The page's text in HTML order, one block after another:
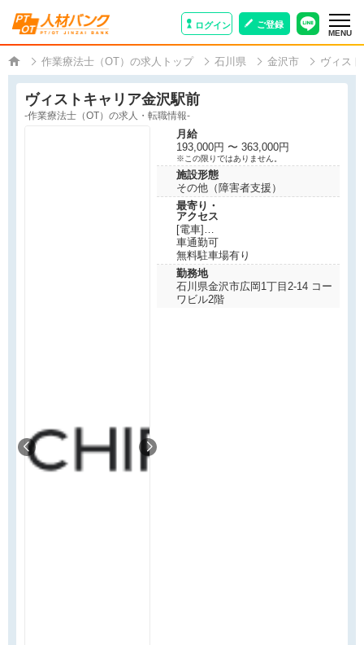
ログイン ご登録
MENU
作業療法士（OT）の求人トップ 石川県 金沢市 ヴィス
ヴィストキャリア金沢駅前
-作業療法士（OT）の求人・転職情報-
月給
193,000円 〜 363,000円
※この限りではありません。
施設形態
その他（障害者支援）
最寄り・
アクセス
[電車]
北鉄金沢駅より徒歩3分
金沢駅より徒歩3分
七ツ屋駅より徒歩8分
車通勤可
無料駐車場有り
勤務地
石川県金沢市広岡1丁目2-14 コー
ワビル2階